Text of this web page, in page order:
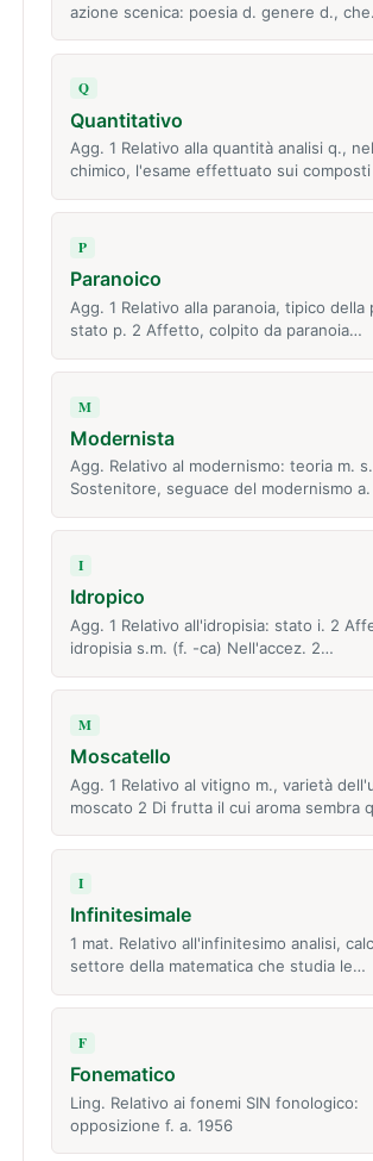
azione scenica: poesia d. genere d.,
Q
Quantitativo
Agg. 1 Relativo alla quantità analisi q.,
chimico, l'esame effettuato sui
P
Paranoico
Agg. 1 Relativo alla paranoia, tipico della
stato p. 2 Affetto, colpito da paranoia…
M
Modernista
Agg. Relativo al modernismo: teoria m.
Sostenitore, seguace del modernismo a.
I
Idropico
Agg. 1 Relativo all'idropisia: stato i. 2
idropisia s.m. (f. -ca) Nell'accez. 2…
M
Moscatello
Agg. 1 Relativo al vitigno m., varietà
moscato 2 Di frutta il cui aroma sembra
I
Infinitesimale
1 mat. Relativo all'infinitesimo analisi,
settore della matematica che studia le…
F
Fonematico
Ling. Relativo ai fonemi SIN fonologico:
opposizione f. a. 1956